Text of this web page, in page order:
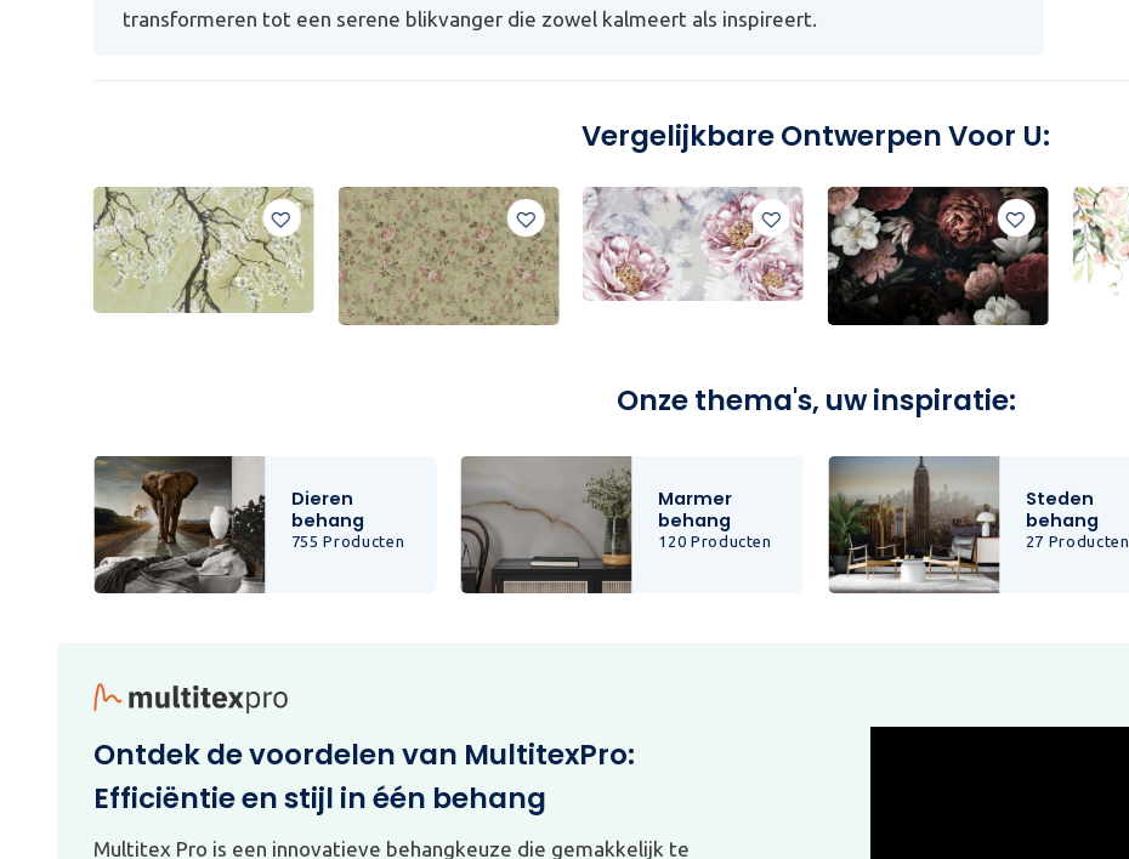
transformeren tot een serene blikvanger die zowel kalmeert als inspireert.
Vergelijkbare Ontwerpen Voor U:
Onze thema's, uw inspiratie:
Dieren
behang
755 Producten
Marmer
behang
120 Producten
Steden
behang
27 Producten
Ontdek de voordelen van MultitexPro:
Efficiëntie en stijl in één behang
Multitex Pro is een innovatieve behangkeuze die gemakkelijk te